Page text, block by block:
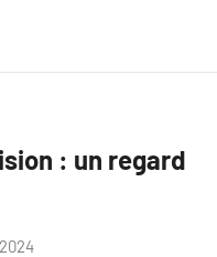
: un regard